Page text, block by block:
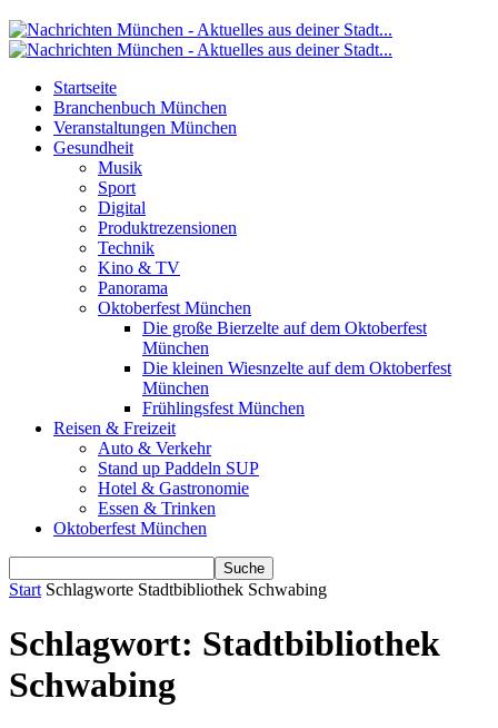
Startseite
Branchenbuch München
Veranstaltungen München
Gesundheit
Musik
Sport
Digital
Produktrezensionen
Technik
Kino & TV
Panorama
Oktoberfest München
Die große Bierzelte auf dem Oktoberfest
München
Die kleinen Wiesnzelte auf dem Oktoberfest
München
Frühlingsfest München
Reisen & Freizeit
Auto & Verkehr
Stand up Paddeln SUP
Hotel & Gastronomie
Essen & Trinken
Oktoberfest München
Start Schlagworte Stadtbibliothek Schwabing
Schlagwort: Stadtbibliothek
Schwabing